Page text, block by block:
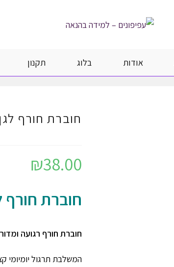
אודות בלוג תקנון
חוברת חורף
₪38.00
חוברת חורף
חוברת חורף רגועה
המשלבת תרגול יומיומי